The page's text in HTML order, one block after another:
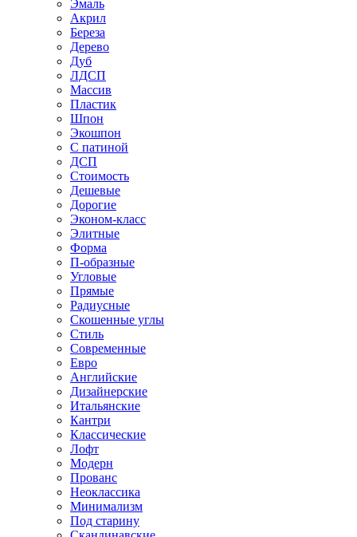
Эмаль
Акрил
Береза
Дерево
Дуб
ЛДСП
Массив
Пластик
Шпон
Экошпон
С патиной
ДСП
Стоимость
Дешевые
Дорогие
Эконом-класс
Элитные
Форма
П-образные
Угловые
Прямые
Радиусные
Скошенные углы
Стиль
Современные
Евро
Английские
Дизайнерские
Итальянские
Кантри
Классические
Лофт
Модерн
Прованс
Неоклассика
Минимализм
Под старину